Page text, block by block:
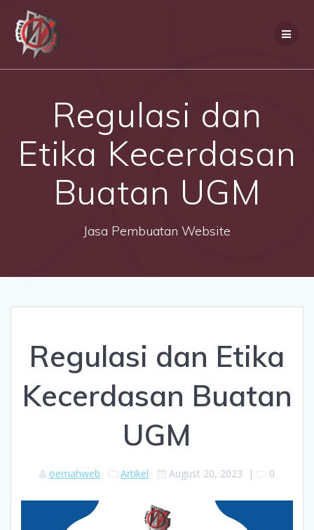
Regulasi dan
Etika Kecerdasan
Buatan UGM
Jasa Pembuatan Website
Regulasi dan Etika
Kecerdasan Buatan
UGM
oemahweb Artikel August 20, 2023 | 0